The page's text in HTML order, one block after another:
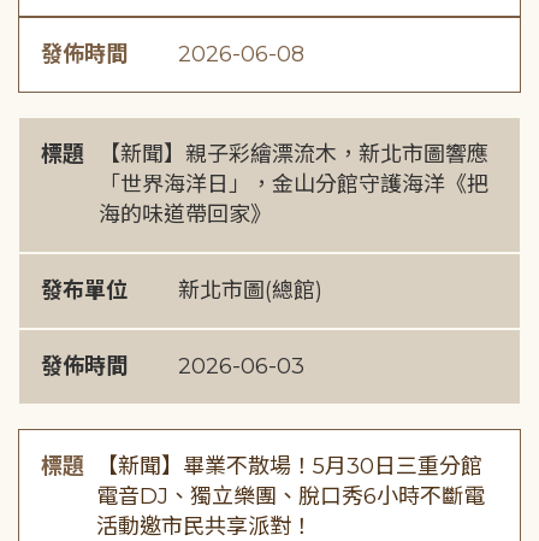
發佈時間 2026-06-08
標題
【新聞】親子彩繪漂流木，新北市圖響應
「世界海洋日」，金山分館守護海洋《把
海的味道帶回家》
發布單位 新北市圖(總館)
發佈時間 2026-06-03
標題
【新聞】畢業不散場！5月30日三重分館
電音DJ、獨立樂團、脫口秀6小時不斷電
活動邀市民共享派對！